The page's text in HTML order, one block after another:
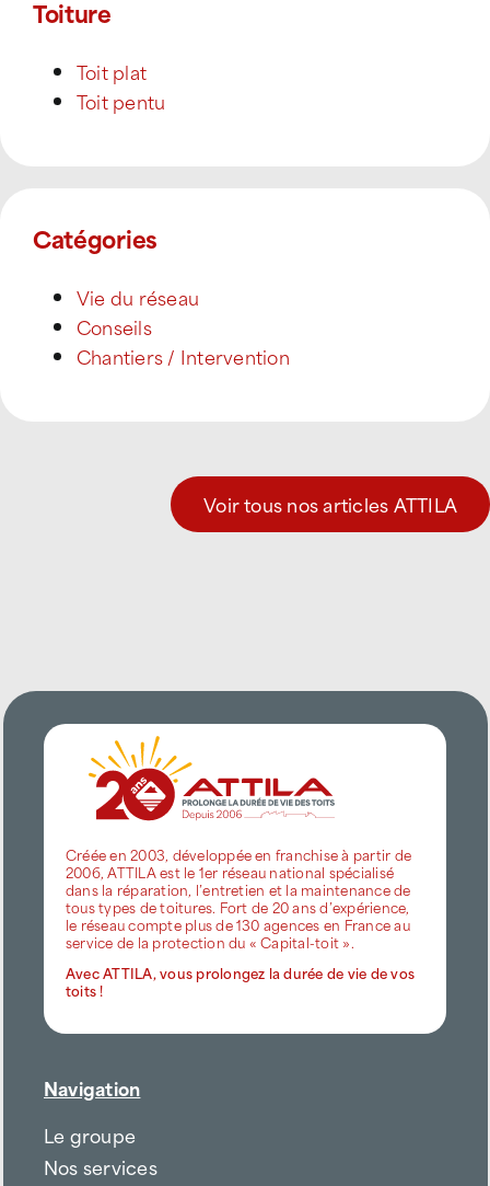
Toiture
Toit plat
Toit pentu
Catégories
Vie du réseau
Conseils
Chantiers / Intervention
Voir tous nos articles ATTILA
Créée en 2003, développée en franchise à partir de
2006, ATTILA est le 1er réseau national spécialisé
dans la réparation, l’entretien et la maintenance de
tous types de toitures. Fort de 20 ans d’expérience,
le réseau compte plus de 130 agences en France au
service de la protection du « Capital-toit ».
Avec ATTILA, vous prolongez la durée de vie de vos
toits !
Navigation
Le groupe
Nos services